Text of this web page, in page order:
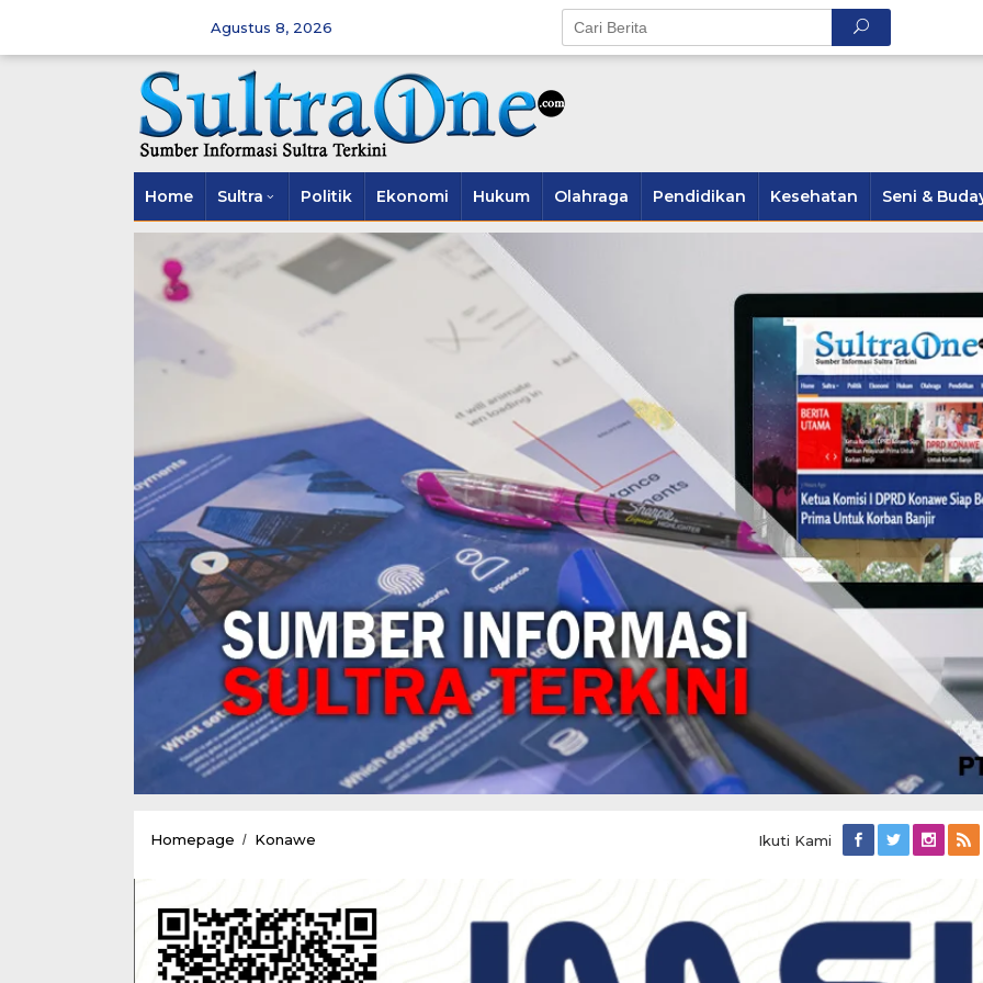
Agustus 8, 2026
Home Sultra Politik Ekonomi Hukum Olahraga Pendidikan Kesehatan Seni &
Homepage / Konawe
Akan
Menarik
Pajak
Kepada
Ikuti Kami